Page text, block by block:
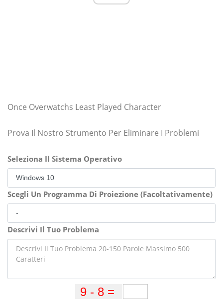
Once Overwatchs Least Played Character
Prova Il Nostro Strumento Per Eliminare I Problemi
Seleziona Il Sistema Operativo
Scegli Un Programma Di Proiezione (Facoltativamente)
Descrivi Il Tuo Problema